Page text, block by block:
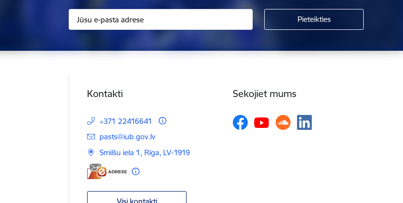
Kontakti
+371 22416641
E-pasts:
pasts@iub.gov.lv
Smilšu iela 1, Rīga, LV-1919
Visi kontakti
Sekojiet mums